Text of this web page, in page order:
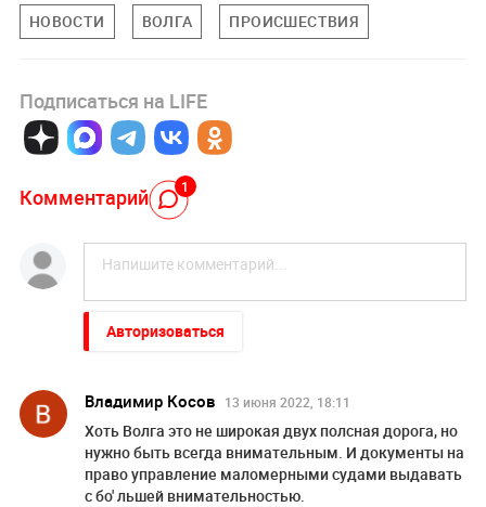
НОВОСТИ ВОЛГА ПРОИСШЕСТВИЯ
Подписаться на LIFE
Комментарий 1
Авторизоваться
Владимир Косов 13 июня 2022, 18:11
Хоть Волга это не широкая двух полсная дорога, но
нужно быть всегда внимательным. И документы на
право управление маломерными судами выдавать
с бо' льшей внимательностью.